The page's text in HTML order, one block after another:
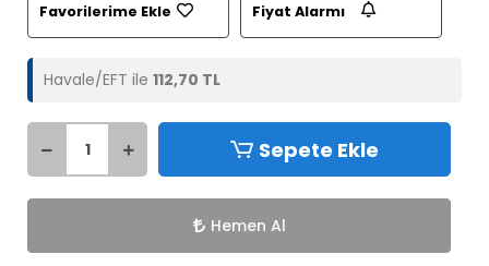
Favorilerime Ekle Fiyat Alarmı
Havale/EFT ile 112,70 TL
Sepete Ekle
Hemen Al